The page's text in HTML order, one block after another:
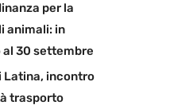
per la
animali: in
al 30 settembre
Latina, incontro
trasporto